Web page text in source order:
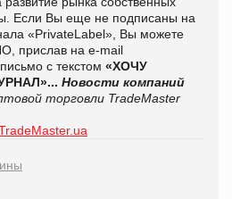
Если Вы еще не подписаны на
«PrivateLabel», Вы можете
прислав на e-mail
с текстом «ХОЧУ
Новости компаний
торговли TradeMaster